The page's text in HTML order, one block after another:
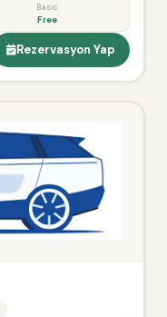
Basic
Free
Rezervasyon Yap